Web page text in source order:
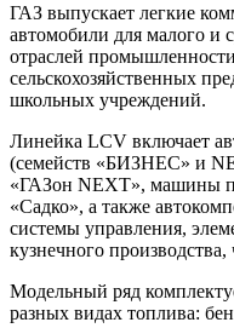
ГАЗ выпускает легкие
автомобили для малого и
отраслей
сельскохозяйственных
школьных учреждений.
Линейка LCV включает
(семейств «БИЗНЕС» и
«ГАЗон NEXT», машины
«Садко», а также
системы управления,
кузнечного
Модельный ряд
разных видах топлива: